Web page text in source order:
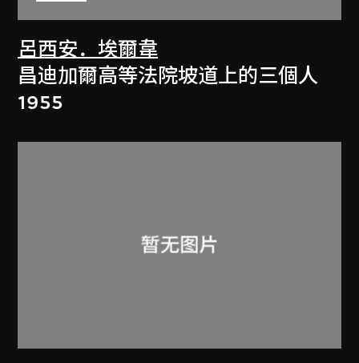
呂西安．埃爾韋
昌迪加爾高等法院坡道上的三個人
1955